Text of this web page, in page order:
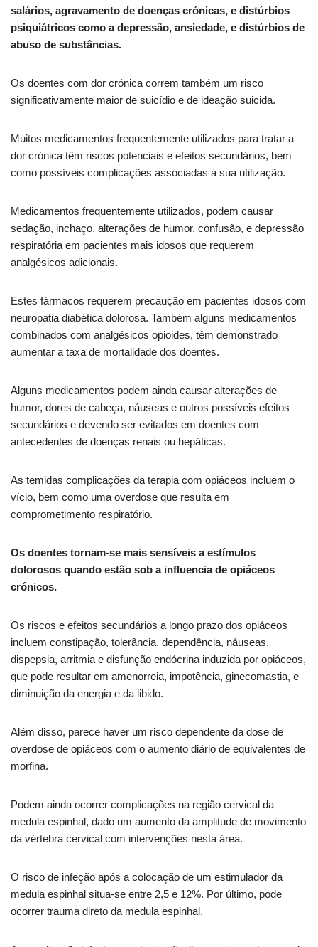
salários, agravamento de doenças crónicas, e distúrbios
psiquiátricos como a depressão, ansiedade, e distúrbios de
abuso de substâncias.
Os doentes com dor crónica correm também um risco
significativamente maior de suicídio e de ideação suicida.
Muitos medicamentos frequentemente utilizados para tratar a
dor crónica têm riscos potenciais e efeitos secundários, bem
como possíveis complicações associadas à sua utilização.
Medicamentos frequentemente utilizados, podem causar
sedação, inchaço, alterações de humor, confusão, e depressão
respiratória em pacientes mais idosos que requerem
analgésicos adicionais.
Estes fármacos requerem precaução em pacientes idosos com
neuropatia diabética dolorosa. Também alguns medicamentos
combinados com analgésicos opioides, têm demonstrado
aumentar a taxa de mortalidade dos doentes.
Alguns medicamentos podem ainda causar alterações de
humor, dores de cabeça, náuseas e outros possíveis efeitos
secundários e devendo ser evitados em doentes com
antecedentes de doenças renais ou hepáticas.
As temidas complicações da terapia com opiáceos incluem o
vício, bem como uma overdose que resulta em
comprometimento respiratório.
Os doentes tornam-se mais sensíveis a estímulos
dolorosos quando estão sob a influencia de opiáceos
crónicos.
Os riscos e efeitos secundários a longo prazo dos opiáceos
incluem constipação, tolerância, dependência, náuseas,
dispepsia, arritmia e disfunção endócrina induzida por opiáceos,
que pode resultar em amenorreia, impotência, ginecomastia, e
diminuição da energia e da libido.
Além disso, parece haver um risco dependente da dose de
overdose de opiáceos com o aumento diário de equivalentes de
morfina.
Podem ainda ocorrer complicações na região cervical da
medula espinhal, dado um aumento da amplitude de movimento
da vértebra cervical com intervenções nesta área.
O risco de infeção após a colocação de um estimulador da
medula espinhal situa-se entre 2,5 e 12%. Por último, pode
ocorrer trauma direto da medula espinhal.